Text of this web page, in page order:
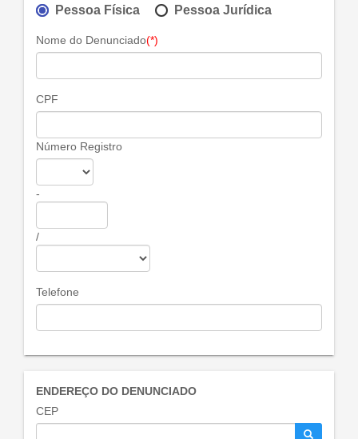
Pessoa Física Pessoa Jurídica
Nome do Denunciado(*)
CPF
Número Registro
-
/
Telefone
ENDEREÇO DO DENUNCIADO
CEP